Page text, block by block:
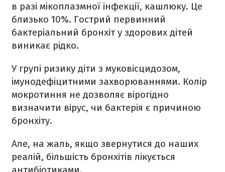
в разі мікоплазмної інфекції, кашлюку. Це
близько 10%. Гострий первинний
бактеріальний бронхіт у здорових дітей
виникає рідко.
У групі ризику діти з муковісцидозом,
імунодефіцитними захворюваннями. Колір
мокротиння не дозволяє вірогідно
визначити вірус, чи бактерія є причиною
бронхіту.
Але, на жаль, якщо звернутися до наших
реалій, більшість бронхітів лікується